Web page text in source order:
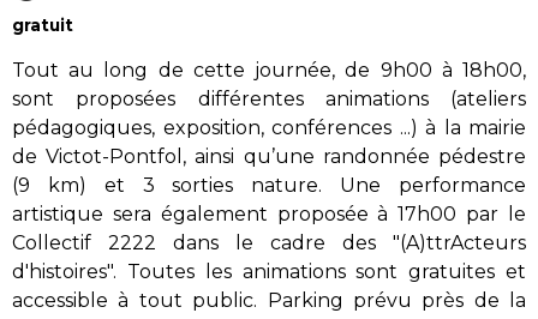
gratuit
Tout au long de cette journée, de 9h00 à 18h00,
sont proposées différentes animations (ateliers
pédagogiques, exposition, conférences ...) à la mairie
de Victot-Pontfol, ainsi qu’une randonnée pédestre
(9 km) et 3 sorties nature. Une performance
artistique sera également proposée à 17h00 par le
Collectif 2222 dans le cadre des "(A)ttrActeurs
d'histoires". Toutes les animations sont gratuites et
accessible à tout public. Parking prévu près de la